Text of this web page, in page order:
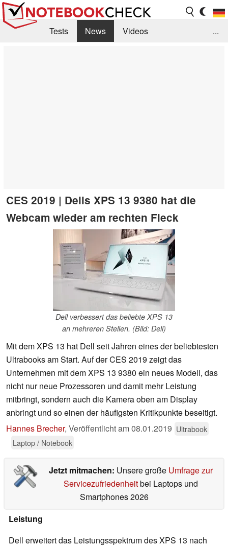
Tests News
Videos
...
CES 2019 | Dells XPS 13 9380 hat die
Webcam wieder am rechten Fleck
Dell verbessert das beliebte XPS 13
an mehreren Stellen. (Bild: Dell)
Mit dem XPS 13 hat Dell seit Jahren eines der beliebtesten
Ultrabooks am Start. Auf der CES 2019 zeigt das
Unternehmen mit dem XPS 13 9380 ein neues Modell, das
nicht nur neue Prozessoren und damit mehr Leistung
mitbringt, sondern auch die Kamera oben am Display
anbringt und so einen der häufigsten Kritikpunkte beseitigt.
Hannes Brecher, Veröffentlicht am08.01.2019 Ultrabook
Laptop / Notebook
Jetzt mitmachen: Unsere große Umfrage zur
Servicezufriedenheitbei Laptops und
Smartphones 2026
Leistung
Dell erweitert das Leistungsspektrum des XPS 13 nach